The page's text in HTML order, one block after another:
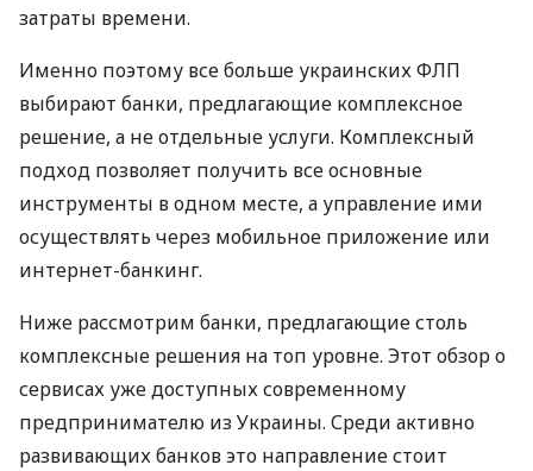
затраты времени.
Именно поэтому все больше украинских ФЛП
выбирают банки, предлагающие комплексное
решение, а не отдельные услуги. Комплексный
подход позволяет получить все основные
инструменты в одном месте, а управление ими
осуществлять через мобильное приложение или
интернет-банкинг.
Ниже рассмотрим банки, предлагающие столь
комплексные решения на топ уровне. Этот обзор о
сервисах уже доступных современному
предпринимателю из Украины. Среди активно
развивающих банков это направление стоит